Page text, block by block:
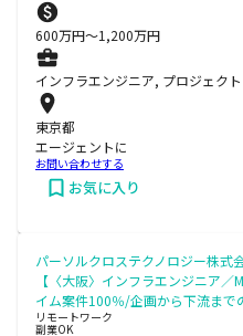
600万円〜1,200万円
インフラエンジニア, プロジェク
東京都
エージェントに
お問い合わせする
お気に入り
パーソルクロステクノロジー株式
【〈大阪〉インフラエンジニア
イム案件100％/企画から下流まで
リモートワーク
副業OK